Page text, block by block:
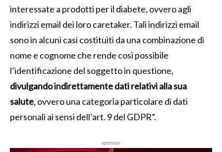
interessate a prodotti per il diabete, ovvero agli
indirizzi email dei loro caretaker. Tali indirizzi email
sono in alcuni casi costituiti da una combinazione di
nome e cognome che rende così possibile
l’identificazione del soggetto in questione,
divulgando indirettamente dati relativi alla sua
salute, ovvero una categoria particolare di dati
personali ai sensi dell’art. 9 del GDPR”.
sponsor